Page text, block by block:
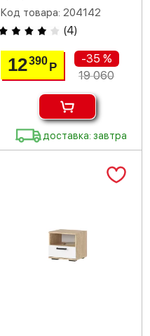
Код товара: 204142
(4)
12390 Р
-35 %
19 060
доставка: завтра